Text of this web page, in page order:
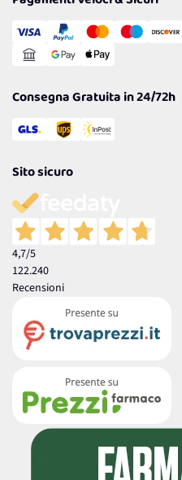
Gestisci Cookie
Reso Facile e Veloce
Consegna Gratuita in 24/72h
Sito sicuro
4,7/5
122.240
Recensioni